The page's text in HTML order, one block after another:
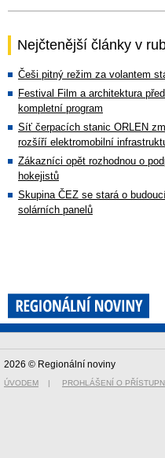
Nejčtenější články v
Češi pitný režim za volantem
Festival Film a architektura
kompletní program
Síť čerpacích stanic ORLEN
rozšíří elektromobilní
Zákazníci opět rozhodnou o
hokejistů
Skupina ČEZ se stará o
solárních panelů
2026 © Regionální noviny
ÚVODEM | PROHLÁŠENÍ O